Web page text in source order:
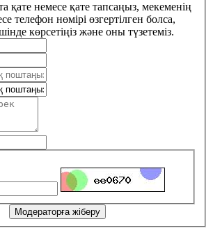
қате немесе қате тапсаңыз, мекеменің
телефон нөмірі өзгертілген болса,
көрсетіңіз және оны түзетеміз.
Модераторға жіберу